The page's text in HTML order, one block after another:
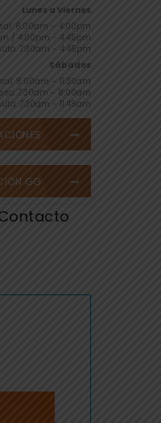
Lunes a Viernes
8:00am – 4:00pm
/ 4:00pm - 4:45pm
7:30am - 4:45pm
Sábados
8:00am – 11:30am
7:30am - 8:00am
7:30am - 11:45am
GG